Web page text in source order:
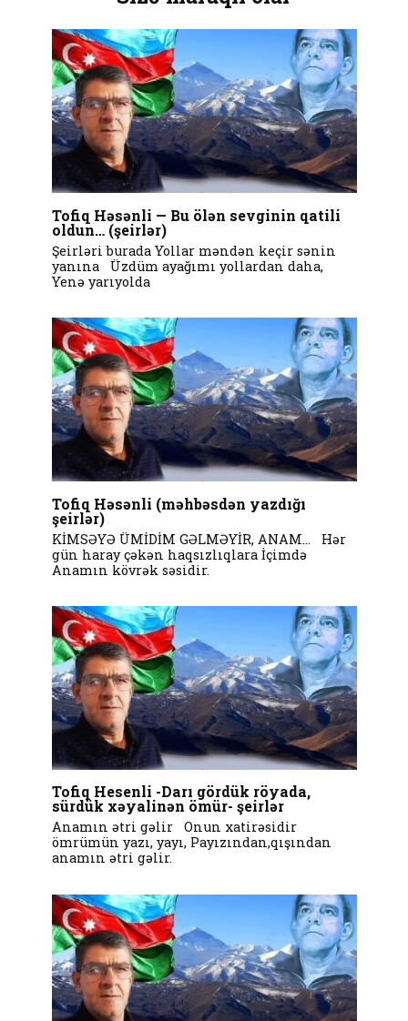
Tofiq Həsənli — Bu ölən sevginin qatili
oldun… (şeirlər)
Şeirləri burada Yollar məndən keçir sənin
yanına Üzdüm ayağımı yollardan daha,
Yenə yarıyolda
Tofiq Həsənli (məhbəsdən yazdığı
şeirlər)
KİMSƏYƏ ÜMİDİM GƏLMƏYİR, ANAM… Hər
gün haray çəkən haqsızlıqlara İçimdə
Anamın kövrək səsidir.
Tofiq Hesenli -Darı gördük röyada,
sürdük xəyalinən ömür- şeirlər
Anamın ətri gəlir Onun xatirəsidir
ömrümün yazı, yayı, Payızından,qışından
anamın ətri gəlir.